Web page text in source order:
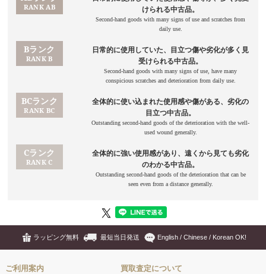
ラッピング無料 最短当日発送 English / Chinese / Korean OK!
ご利用案内 買取査定について